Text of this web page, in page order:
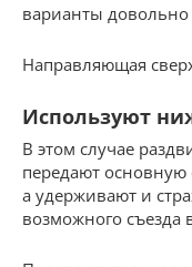
варианты довольно
Направляющая
Используют
В этом случае
передают
а удерживают и
возможного съезда